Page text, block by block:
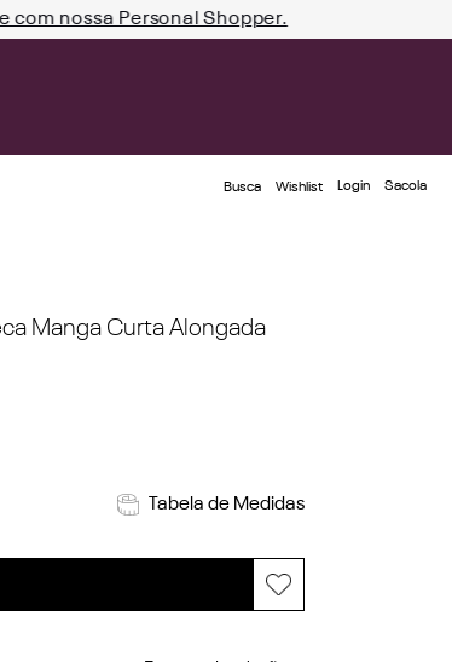
com nossa Personal Shopper.
Busca Wishlist Login
Manga Curta Alongada
Tabela de Medidas